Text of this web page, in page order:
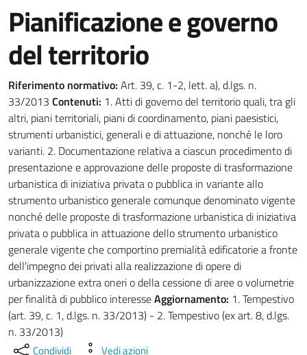
Pianificazione e governo
del territorio
Riferimento normativo: Art. 39, c. 1-2, lett. a), d.lgs. n.
33/2013 Contenuti: 1. Atti di governo del territorio quali, tra gli
altri, piani territoriali, piani di coordinamento, piani paesistici,
strumenti urbanistici, generali e di attuazione, nonché le loro
varianti. 2. Documentazione relativa a ciascun procedimento di
presentazione e approvazione delle proposte di trasformazione
urbanistica di iniziativa privata o pubblica in variante allo
strumento urbanistico generale comunque denominato vigente
nonché delle proposte di trasformazione urbanistica di iniziativa
privata o pubblica in attuazione dello strumento urbanistico
generale vigente che comportino premialità edificatorie a fronte
dell'impegno dei privati alla realizzazione di opere di
urbanizzazione extra oneri o della cessione di aree o volumetrie
per finalità di pubblico interesseAggiornamento: 1. Tempestivo
(art. 39, c. 1, d.lgs. n. 33/2013) - 2. Tempestivo (ex art. 8, d.lgs.
n. 33/2013)
Condividi Vedi azioni